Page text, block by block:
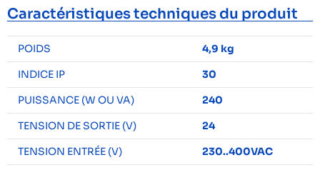
Caractéristiques techniques du produit
POIDS
4,9 kg
INDICE IP
30
PUISSANCE (W OU VA)
240
TENSION DE SORTIE (V)
24
TENSION ENTRÉE (V)
230..400VAC